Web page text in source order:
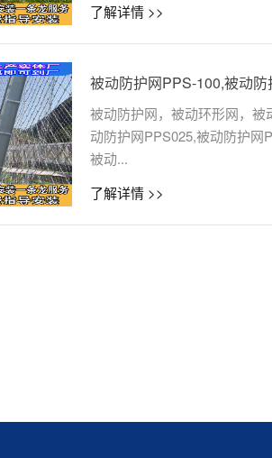
了解详情 >>
被动防护网PPS-100,被动
被动防护网，被动环形网，被
动防护网PPS025,被动防护网
被动...
了解详情 >>